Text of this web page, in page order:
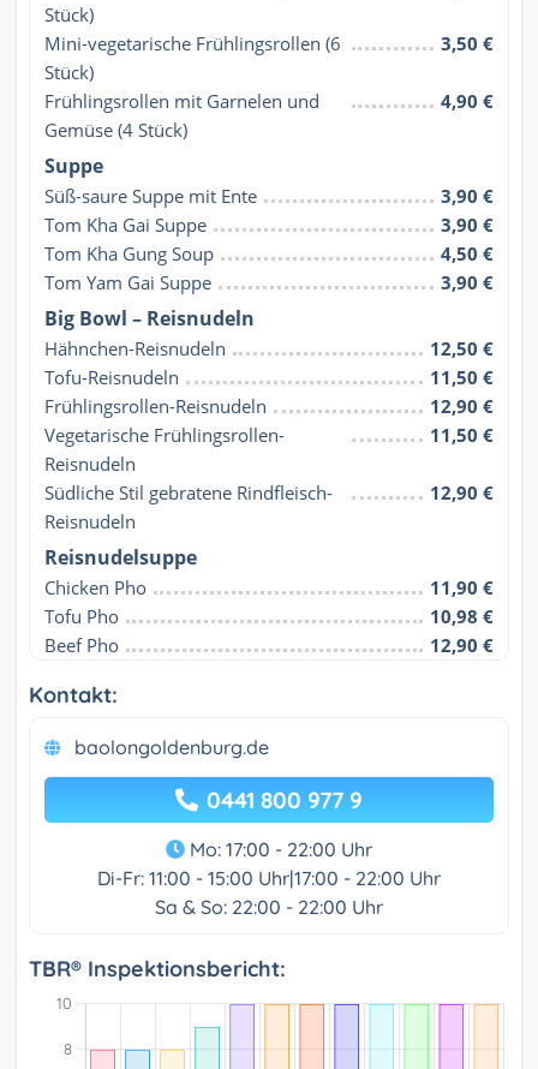
Stück)
Mini-vegetarische Frühlingsrollen (6
Stück)
3,50 €
Frühlingsrollen mit Garnelen und
Gemüse (4 Stück)
4,90 €
Suppe
Süß-saure Suppe mit Ente
3,90 €
Tom Kha Gai Suppe
3,90 €
Tom Kha Gung Soup
4,50 €
Tom Yam Gai Suppe
3,90 €
Big Bowl – Reisnudeln
Hähnchen-Reisnudeln
12,50 €
Tofu-Reisnudeln
11,50 €
Frühlingsrollen-Reisnudeln
12,90 €
Vegetarische Frühlingsrollen-
Reisnudeln
11,50 €
Südliche Stil gebratene Rindfleisch-
Reisnudeln
12,90 €
Reisnudelsuppe
Chicken Pho
11,90 €
Tofu Pho
10,98 €
Beef Pho
12,90 €
Kontakt:
baolongoldenburg.de
0441 800 977 9
Mo: 17:00 - 22:00 Uhr
Di-Fr: 11:00 - 15:00 Uhr|17:00 - 22:00 Uhr
Sa & So: 22:00 - 22:00 Uhr
TBR® Inspektionsbericht: